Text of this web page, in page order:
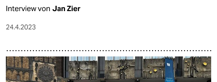
Interview von Jan Zier
24.4.2023